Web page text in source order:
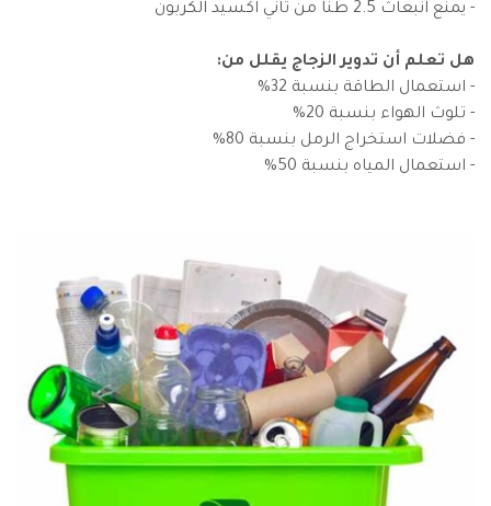
- يمنع انبعاث 2.5 طنا من ثاني اكسيد الكربون
هل تعلم أن تدوير الزجاج يقلل من:
- استعمال الطاقة بنسبة 32%
- تلوث الهواء بنسبة 20%
- فضلات استخراج الرمل بنسبة 80%
- استعمال المياه بنسبة 50%